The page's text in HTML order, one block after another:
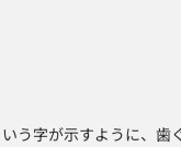
う字が示すように、歯